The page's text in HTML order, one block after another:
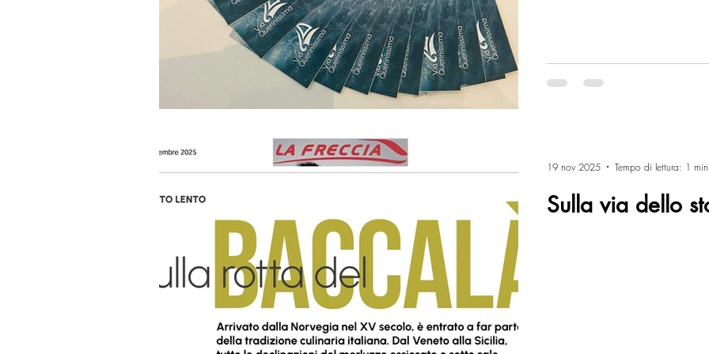
Sulla via dello
19 nov 2025 Tempo di lettura: 1 min